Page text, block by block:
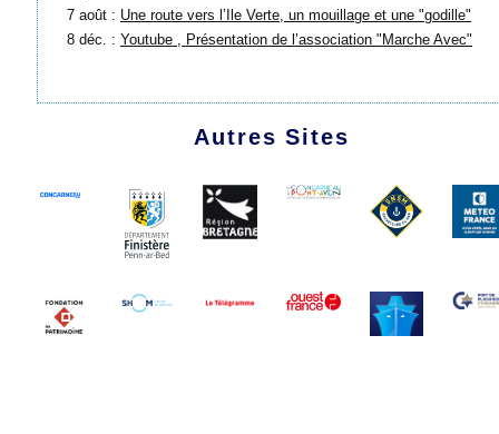
7 août : Une route vers l’Ile Verte, un mouillage et une "godille"
8 déc. : Youtube , Présentation de l’association "Marche Avec"
Autres Sites